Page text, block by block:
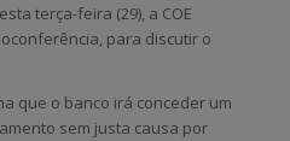
terça-feira (29), a COE
para discutir o
que o banco irá conceder um
sem justa causa por